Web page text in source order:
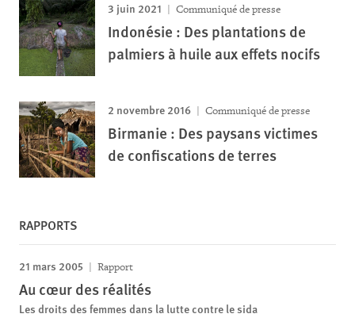
3 juin 2021 Communiqué de presse
Indonésie : Des plantations de
palmiers à huile aux effets nocifs
2 novembre 2016 Communiqué de presse
Birmanie : Des paysans victimes
de confiscations de terres
RAPPORTS
21 mars 2005 Rapport
Au cœur des réalités
Les droits des femmes dans la lutte contre le sida